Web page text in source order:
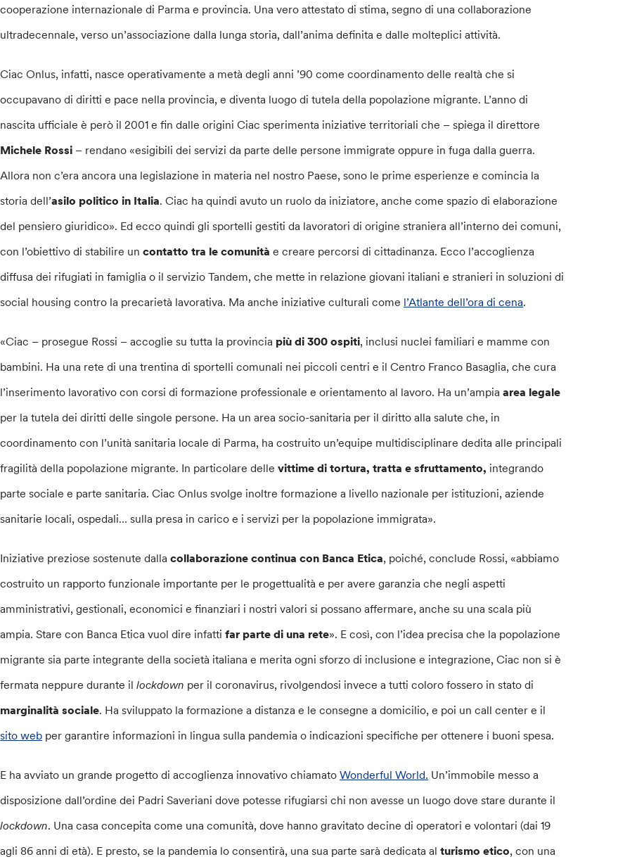
cooperazione internazionale di Parma e provincia. Una vero attestato di stima, segno di una collaborazione
ultradecennale, verso un’associazione dalla lunga storia, dall’anima definita e dalle molteplici attività.
Ciac Onlus, infatti, nasce operativamente a metà degli anni ’90 come coordinamento delle realtà che si
occupavano di diritti e pace nella provincia, e diventa luogo di tutela della popolazione migrante. L’anno di
nascita ufficiale è però il 2001 e fin dalle origini Ciac sperimenta iniziative territoriali che – spiega il direttore
Michele Rossi – rendano «esigibili dei servizi da parte delle persone immigrate oppure in fuga dalla guerra.
Allora non c’era ancora una legislazione in materia nel nostro Paese, sono le prime esperienze e comincia la
storia dell’asilo politico in Italia. Ciac ha quindi avuto un ruolo da iniziatore, anche come spazio di elaborazione
del pensiero giuridico». Ed ecco quindi gli sportelli gestiti da lavoratori di origine straniera all’interno dei comuni,
con l’obiettivo di stabilire uncontatto tra le comunità e creare percorsi di cittadinanza. Ecco l’accoglienza
diffusa dei rifugiati in famiglia o il servizio Tandem, che mette in relazione giovani italiani e stranieri in soluzioni di
social housing contro la precarietà lavorativa. Ma anche iniziative culturali come l’Atlante dell’ora di cena.
«Ciac – prosegue Rossi – accoglie su tutta la provincia più di 300 ospiti, inclusi nuclei familiari e mamme con
bambini. Ha una rete di una trentina di sportelli comunali nei piccoli centri e il Centro Franco Basaglia, che cura
l’inserimento lavorativo con corsi di formazione professionale e orientamento al lavoro. Ha un’ampiaarea legale
per la tutela dei diritti delle singole persone. Ha un area socio-sanitaria per il diritto alla salute che, in
coordinamento con l’unità sanitaria locale di Parma, ha costruito un’equipe multidisciplinare dedita alle principali
fragilità della popolazione migrante. In particolare dellevittime di tortura, tratta e sfruttamento, integrando
parte sociale e parte sanitaria. Ciac Onlus svolge inoltre formazione a livello nazionale per istituzioni, aziende
sanitarie locali, ospedali… sulla presa in carico e i servizi per la popolazione immigrata».
Iniziative preziose sostenute dallacollaborazione continua con Banca Etica, poiché, conclude Rossi, «abbiamo
costruito un rapporto funzionale importante per le progettualità e per avere garanzia che negli aspetti
amministrativi, gestionali, economici e finanziari i nostri valori si possano affermare, anche su una scala più
ampia. Stare con Banca Etica vuol dire infattifar parte di una rete». E così, con l’idea precisa che la popolazione
migrante sia parte integrante della società italiana e merita ogni sforzo di inclusione e integrazione, Ciac non si è
fermata neppure durante illockdown per il coronavirus, rivolgendosi invece a tutti coloro fossero in stato di
marginalità sociale. Ha sviluppato la formazione a distanza e le consegne a domicilio, e poi un call center e il
sito web per garantire informazioni in lingua sulla pandemia o indicazioni specifiche per ottenere i buoni spesa.
E ha avviato un grande progetto di accoglienza innovativo chiamatoWonderful World. Un’immobile messo a
disposizione dall’ordine dei Padri Saveriani dove potesse rifugiarsi chi non avesse un luogo dove stare durante il
lockdown. Una casa concepita come una comunità, dove hanno gravitato decine di operatori e volontari (dai 19
agli 86 anni di età). E presto, se la pandemia lo consentirà, una sua parte sarà dedicata alturismo etico, con una